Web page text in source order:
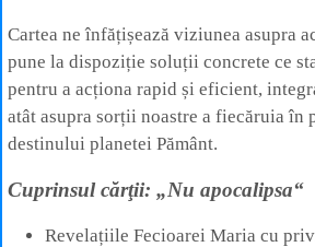
Cartea ne înfățișează viziunea asupra
pune la dispoziție soluții concrete ce
pentru a acționa rapid și eficient,
atât asupra sorții noastre a fiecăruia în
destinului planetei Pământ.
Cuprinsul cărţii: „Nu apocalipsa“
Revelațiile Fecioarei Maria cu